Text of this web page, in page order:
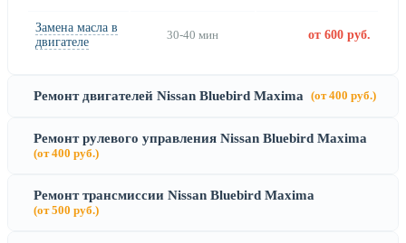
Замена масла в
двигателе
30-40 мин от 600 руб.
Ремонт двигателей Nissan Bluebird Maxima (от 400 руб.)
Ремонт рулевого управления Nissan Bluebird Maxima
(от 400 руб.)
Ремонт трансмиссии Nissan Bluebird Maxima
(от 500 руб.)